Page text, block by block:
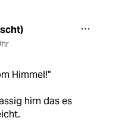
Himmel!"
hirn das es